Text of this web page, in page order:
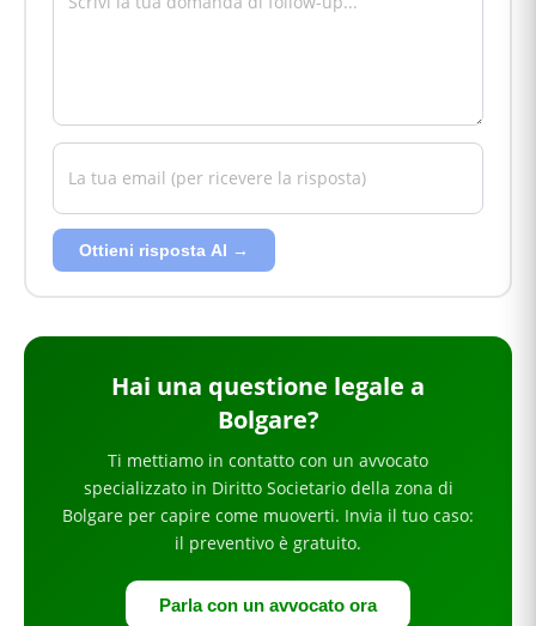
Ottieni risposta AI →
Hai una questione legale a
Bolgare?
Ti mettiamo in contatto con un avvocato
specializzato in Diritto Societariodella zona di
Bolgare per capire come muoverti. Invia il tuo caso:
il preventivo è gratuito.
Parla con un avvocato ora